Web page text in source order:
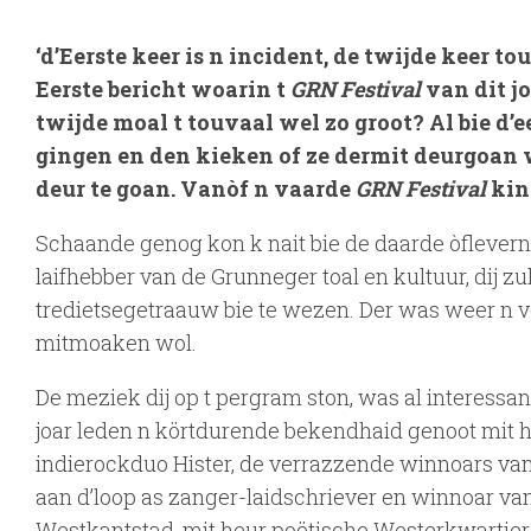
‘d’Eerste keer is n incident, de twijde keer
Eerste bericht woarin t GRN Festivalvan dit
twijde moal t touvaal wel zo groot? Al bie
gingen en den kieken of ze dermit
deur te goan. Vanòf n vaarde GRN Festivalkin
Schaande genog kon k nait bie de daarde
laifhebber van de Grunneger toal en kultuur, dij
tredietsegetraauw bie te wezen. Der was weer
mitmoaken wol.
De meziek dij op t pergram ston, was al
joar leden n körtdurende bekendhaid genoot mit
indierockduo Hister, de verrazzende winnoars
aan d’loop as zanger-laidschriever en winnoar